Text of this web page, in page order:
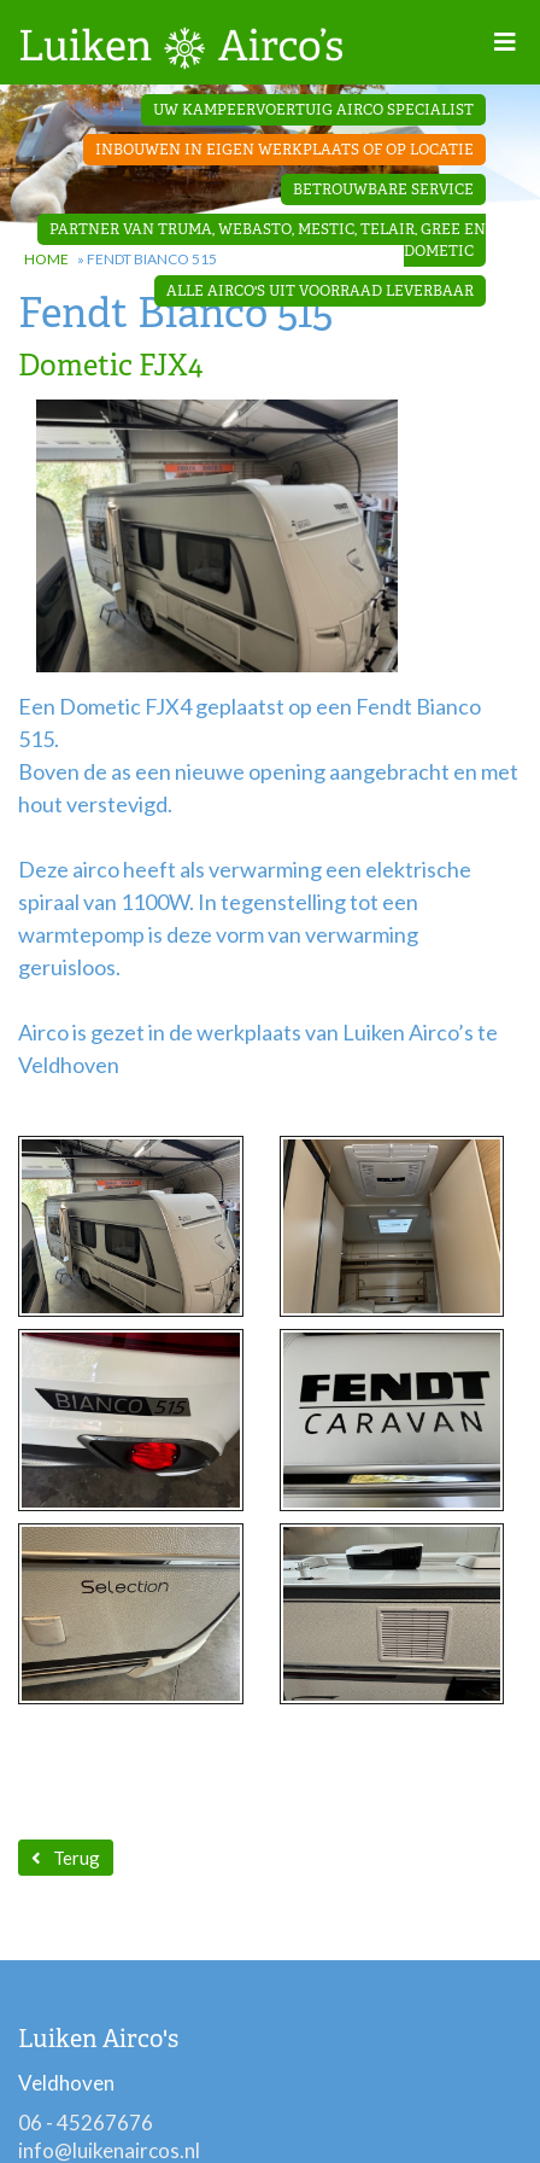
Projecten
Contact
Dakopbouw
airco’s
‘Onder de
bank’ airco’s
‘Teleco
Ultra
Comfort ‘
Airco
montage
UW KAMPEERVOERTUIG AIRCO SPECIALIST
INBOUWEN IN EIGEN WERKPLAATS OF OP LOCATIE
BETROUWBARE SERVICE
PARTNER VAN TRUMA, WEBASTO, MESTIC, TELAIR, GREE EN
DOMETIC
ALLE AIRCO'S UIT VOORRAAD LEVERBAAR
HOME » FENDT BIANCO 515
Fendt Bianco 515
Dometic FJX4
Een Dometic FJX4 geplaatst op een Fendt Bianco
515.
Boven de as een nieuwe opening aangebracht en met
hout verstevigd.
Deze airco heeft als verwarming een elektrische
spiraal van 1100W. In tegenstelling tot een
warmtepomp is deze vorm van verwarming
geruisloos.
Airco is gezet in de werkplaats van Luiken Airco’s te
Veldhoven
Terug
Luiken Airco's
Veldhoven
06 - 45267676
info@luikenaircos.nl